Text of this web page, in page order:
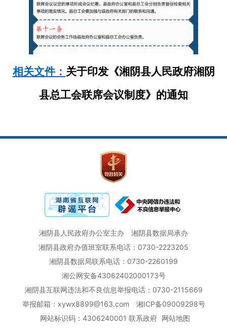
相关文件： 关于印发《湘阴县人民政府湘阴
县总工会联席会议制度》的通知
湘阴县人民政府办公室主办
湘阴县数据局承办
湘阴县政府办值班室联系电话：0730-2223205
湘阴县数据局联系电话：0730-2260199
湘公网安备43062402000173号
湘阴县互联网违法和不良信息举报电话：0730-2115669
举报邮箱：xywx8899@163.com
湘ICP备09009298号
网站标识码：4306240001 联系政府 网站地图